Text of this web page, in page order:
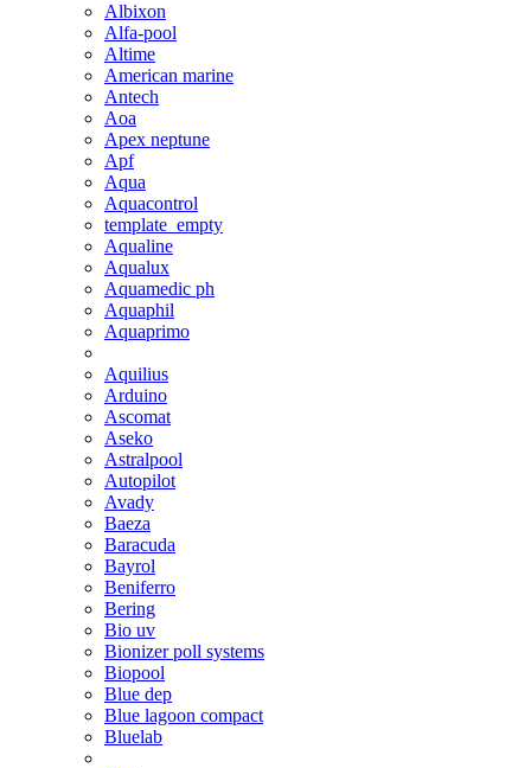
Albixon
Alfa-pool
Altime
American marine
Antech
Aoa
Apex neptune
Apf
Aqua
Aquacontrol
template_empty
Aqualine
Aqualux
Aquamedic ph
Aquaphil
Aquaprimo
Aquilius
Arduino
Ascomat
Aseko
Astralpool
Autopilot
Avady
Baeza
Baracuda
Bayrol
Beniferro
Bering
Bio uv
Bionizer poll systems
Biopool
Blue dep
Blue lagoon compact
Bluelab